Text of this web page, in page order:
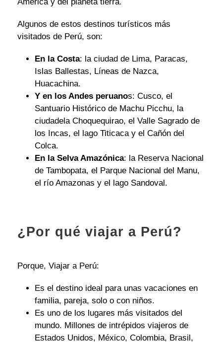
Algunos de estos destinos turísticos más
visitados de Perú, son:
En la Costa: la ciudad de Lima, Paracas,
Islas Ballestas, Líneas de Nazca,
Huacachina.
Y en los Andes peruanos: Cusco, el
Santuario Histórico de Machu Picchu, la
ciudadela Choquequirao, el Valle Sagrado de
los Incas, el lago Titicaca y el Cañón del
Colca.
En la Selva Amazónica: la Reserva Nacional
de Tambopata, el Parque Nacional del Manu,
el río Amazonas y el lago Sandoval.
¿Por qué viajar a Perú?
Porque, Viajar a Perú:
Es el destino ideal para unas vacaciones en
familia, pareja, solo o con niños.
Es uno de los lugares más visitados del
mundo. Millones de intrépidos viajeros de
Estados Unidos, México, Colombia, Brasil,